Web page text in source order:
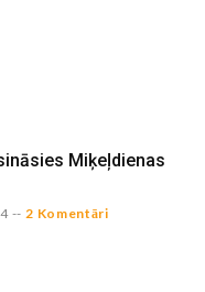
Miķeļdienas
-- 2 Komentāri